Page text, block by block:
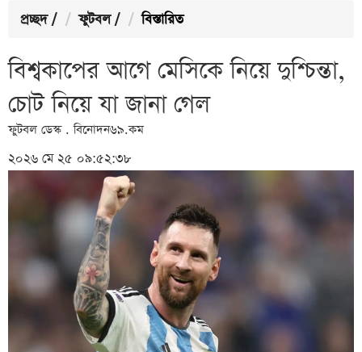
প্রচ্ছদ / ফুটবল / বিস্তারিত
বিশ্বকাপের আগে মেসিকে নিয়ে দুশ্চিন্তা,
চোট নিয়ে যা জানা গেল
ফুটবল ডেস্ক . বিনোদন৬৯.কম
২০২৬ মে ২৫ ০৯:৫২:৩৮